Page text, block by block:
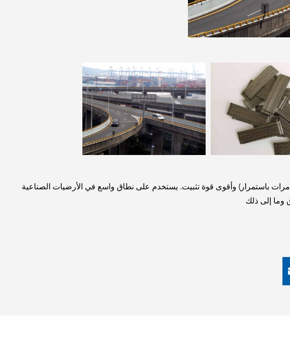
تتمتع الألياف الفولاذية الملصقة بأفضل تأثير شامل وأفضل مزيج من القوة العالية وقوة الانحناء العالية (أكثر من 10 مرات باستمرار) وأقوى قوة تثبيت. يستخدم على نطاق واسع في الأرضيات الصناعية